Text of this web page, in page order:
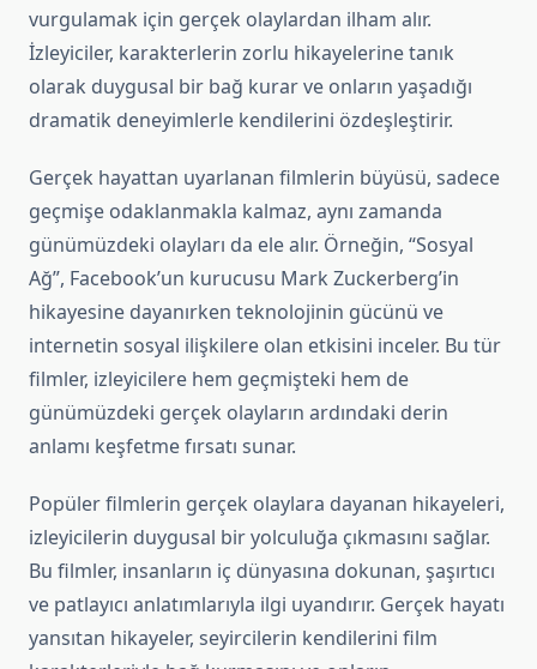
vurgulamak için gerçek olaylardan ilham alır.
İzleyiciler, karakterlerin zorlu hikayelerine tanık
olarak duygusal bir bağ kurar ve onların yaşadığı
dramatik deneyimlerle kendilerini özdeşleştirir.
Gerçek hayattan uyarlanan filmlerin büyüsü, sadece
geçmişe odaklanmakla kalmaz, aynı zamanda
günümüzdeki olayları da ele alır. Örneğin, “Sosyal
Ağ”, Facebook’un kurucusu Mark Zuckerberg’in
hikayesine dayanırken teknolojinin gücünü ve
internetin sosyal ilişkilere olan etkisini inceler. Bu tür
filmler, izleyicilere hem geçmişteki hem de
günümüzdeki gerçek olayların ardındaki derin
anlamı keşfetme fırsatı sunar.
Popüler filmlerin gerçek olaylara dayanan hikayeleri,
izleyicilerin duygusal bir yolculuğa çıkmasını sağlar.
Bu filmler, insanların iç dünyasına dokunan, şaşırtıcı
ve patlayıcı anlatımlarıyla ilgi uyandırır. Gerçek hayatı
yansıtan hikayeler, seyircilerin kendilerini film